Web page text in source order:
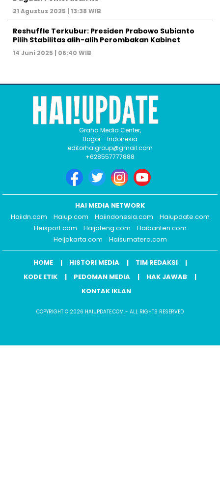
21 Agustus 2025 | 13:38 WIB
Reshuffle Terkubur: Presiden Prabowo Subianto
Pilih Stabilitas alih-alih Perombakan Kabinet
14 Juni 2025 | 06:40 WIB
Graha Media Center,
Bogor - Indonesia
editorhaigroup@gmail.com
+628557777888
HAI MEDIA NETWORK
Haiidn.com
Haiup.com Haiindonesia.com
Haiupdate.com
Heisport.com
Haijateng.com
Haibanten.com
Heijakarta.com
Haisumatera.com
HOME HISTORI MEDIA
TIM REDAKSI
KODE ETIK
PEDOMAN MEDIA
HAK JAWAB
KONTAK IKLAN
COPYRIGHT © 2026 HAIUPDATE.COM - ALL RIGHTS RESERVED